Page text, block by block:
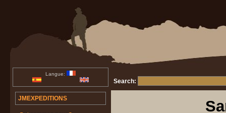
Langue:
JMEXPEDITIONS
Search: